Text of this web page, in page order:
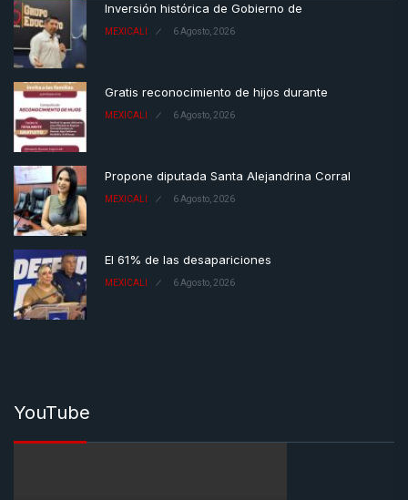
Inversión histórica de Gobierno de
MEXICALI 6 Agosto, 2026
Gratis reconocimiento de hijos durante
MEXICALI 6 Agosto, 2026
Propone diputada Santa Alejandrina Corral
MEXICALI 6 Agosto, 2026
El 61% de las desapariciones
MEXICALI 6 Agosto, 2026
YouTube